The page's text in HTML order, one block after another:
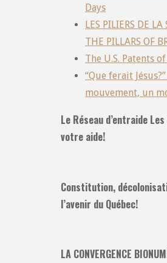
Days
LES PILIERS DE
THE PILLARS OF
The U.S. Patents
“Que ferait
mouvement, un
Le Réseau d’entraide
votre aide!
Constitution,
l’avenir du Québec!
LA CONVERGENCE